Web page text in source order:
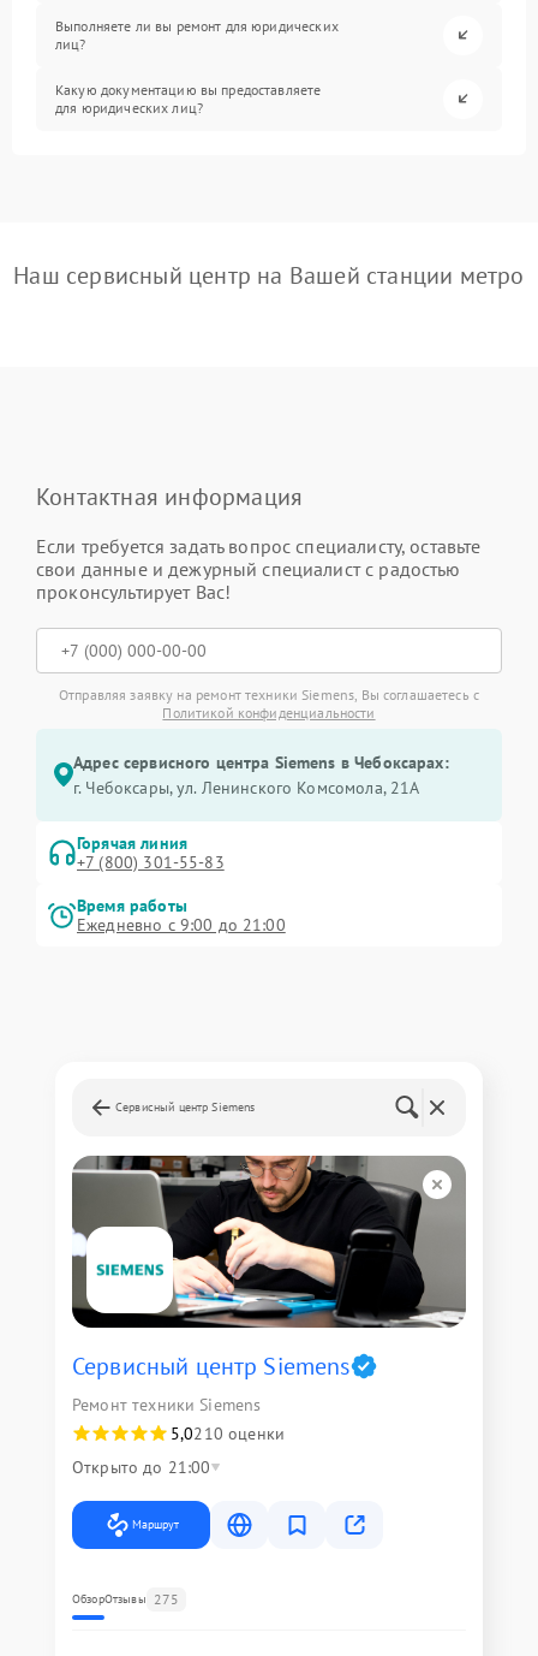
Выполняете ли вы ремонт для юридических
лиц?
Какую документацию вы предоставляете
для юридических лиц?
Наш сервисный центр на Вашей станции метро
Контактная информация
Если требуется задать вопрос специалисту, оставьте
свои данные и дежурный специалист с радостью
проконсультирует Вас!
Отправляя заявку на ремонт техники Siemens, Вы соглашаетесь с
Политикой конфиденциальности
Адрес сервисного центра Siemens в Чебоксарах:
г. Чебоксары, ул. Ленинского Комсомола, 21А
Горячая линия
+7 (800) 301-55-83
Время работы
Ежедневно с 9:00 до 21:00
Сервисный центр Siemens
Сервисный центр Siemens
Ремонт техники Siemens
5,0210 оценки
Открыто до 21:00
Маршрут
ОбзорОтзывы 275